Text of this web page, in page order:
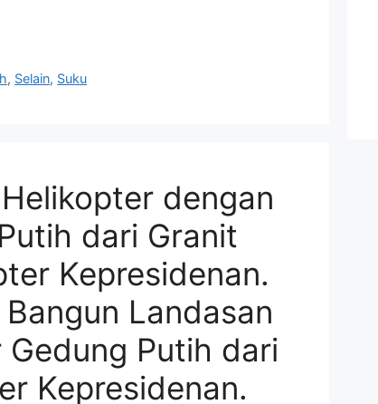
, Selain, Suku
dengan
dari Granit
Kepresidenan.
Landasan
Putih dari
Kepresidenan.